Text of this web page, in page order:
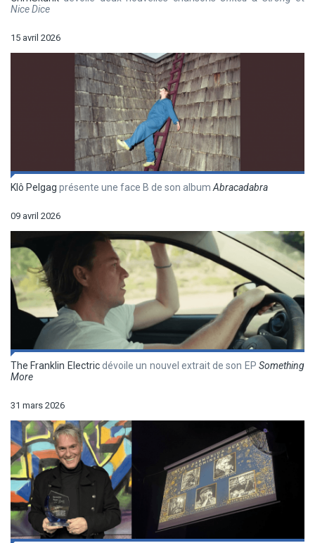
Nice Dice
15 avril 2026
Klô Pelgag présente une face B de son album Abracadabra
09 avril 2026
The Franklin Electricdévoile un nouvel extrait de son EPSomething
More
31 mars 2026